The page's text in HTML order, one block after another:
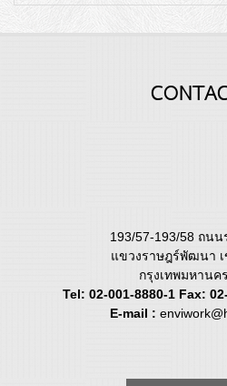
193/57-193/58 ถน
แขวงราษฎร์พัฒนา
กรุงเทพมหานค
Tel: 02-001-8880-1 Fax:
E-mail :